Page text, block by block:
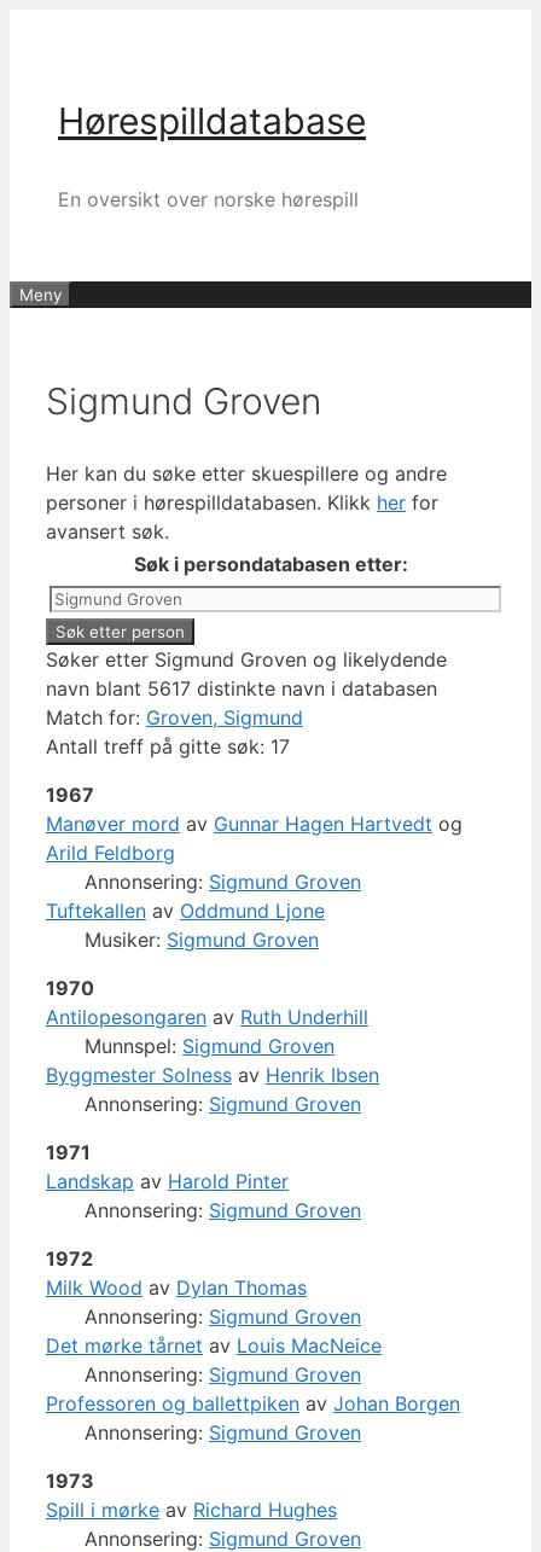
Hørespilldatabase
En oversikt over norske hørespill
Meny
Sigmund Groven
Her kan du søke etter skuespillere og andre
personer i hørespilldatabasen. Klikk her for
avansert søk.
Søk i persondatabasen etter:
Søker etter Sigmund Groven og likelydende
navn blant 5617 distinkte navn i databasen
Match for: Groven, Sigmund
Antall treff på gitte søk: 17
1967
Manøver mord av Gunnar Hagen Hartvedt og
Arild Feldborg
Annonsering: Sigmund Groven
Tuftekallen av Oddmund Ljone
Musiker: Sigmund Groven
1970
Antilopesongaren av Ruth Underhill
Munnspel: Sigmund Groven
Byggmester Solness av Henrik Ibsen
Annonsering: Sigmund Groven
1971
Landskap av Harold Pinter
Annonsering: Sigmund Groven
1972
Milk Wood av Dylan Thomas
Annonsering: Sigmund Groven
Det mørke tårnet av Louis MacNeice
Annonsering: Sigmund Groven
Professoren og ballettpiken av Johan Borgen
Annonsering: Sigmund Groven
1973
Spill i mørke av Richard Hughes
Annonsering: Sigmund Groven